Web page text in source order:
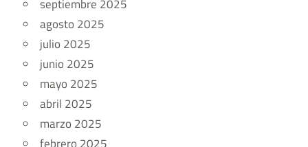
septiembre 2025
agosto 2025
julio 2025
junio 2025
mayo 2025
abril 2025
marzo 2025
febrero 2025